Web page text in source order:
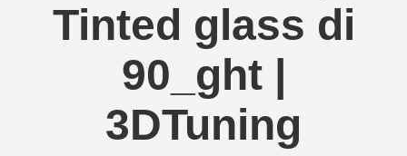
Tinted glass di
90_ght |
3DTuning